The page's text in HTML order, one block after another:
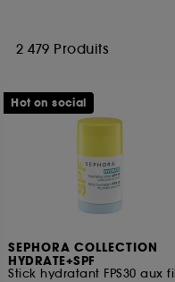
2 479 Produits
SEPHORA COLLECTION
HYDRATE+SPF
Hot on social